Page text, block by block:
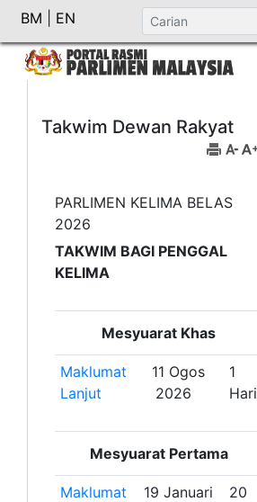
BM EN
Takwim Dewan Rakyat
PARLIMEN KELIMA BELAS
2026
TAKWIM BAGI PENGGAL
KELIMA
Mesyuarat Khas
Maklumat
Lanjut
11 Ogos
2026
1
Hari
Mesyuarat Pertama
Maklumat
19 Januari
20